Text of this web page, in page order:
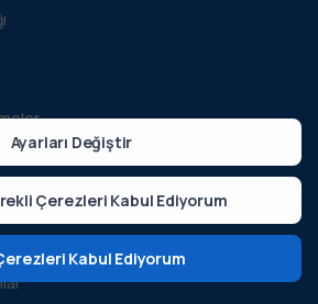
Enerji
Ayarları Değiştir
Çerezleri Kabul Ediyorum
Kabul Ediyorum